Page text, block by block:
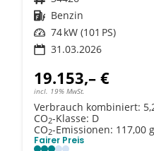
Kraftstoff Benzin
Leistung 74 kW (101 PS)
31.03.2026
19.153,– €
incl. 19% MwSt.
Verbrauch kombiniert:
CO2-Klasse: D
CO2-Emissionen: 117,00
Fairer Preis